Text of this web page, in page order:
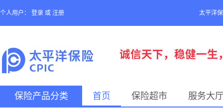
个人用户： 登录 或 注册 太平洋
保险产品分类 首页 保险超市 服务大